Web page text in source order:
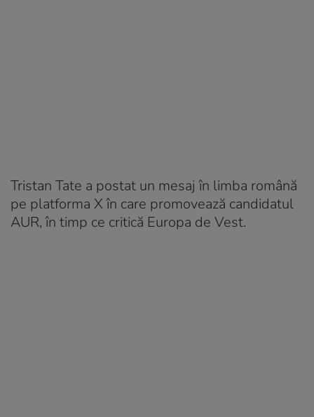
Tristan Tate a postat un mesaj în limba română
pe platforma X în care promovează candidatul
AUR, în timp ce critică Europa de Vest.